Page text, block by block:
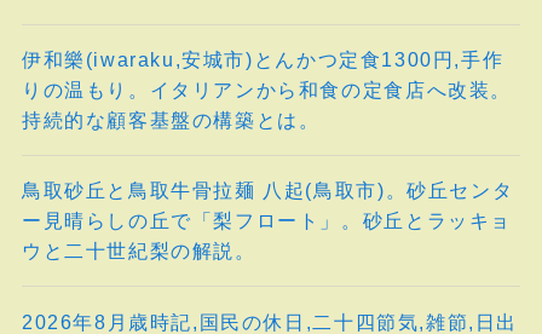
伊和樂(iwaraku,安城市)とんかつ定食1300円,手作
りの温もり。イタリアンから和食の定食店へ改装。
持続的な顧客基盤の構築とは。
鳥取砂丘と鳥取牛骨拉麺 八起(鳥取市)。砂丘センタ
ー見晴らしの丘で「梨フロート」。砂丘とラッキョ
ウと二十世紀梨の解説。
2026年8月歳時記,国民の休日,二十四節気,雑節,日出